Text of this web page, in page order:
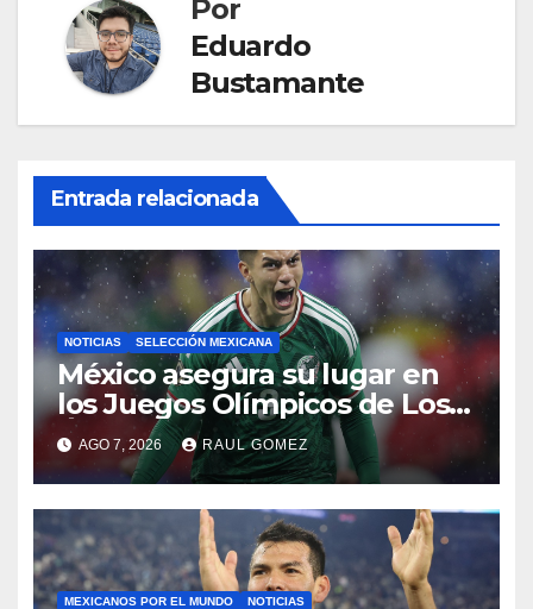
Por
Eduardo
Bustamante
Entrada relacionada
NOTICIAS SELECCIÓN MEXICANA
México asegura su lugar en
los Juegos Olímpicos de Los
Ángeles 2028
AGO 7, 2026 RAUL GOMEZ
MEXICANOS POR EL MUNDO NOTICIAS